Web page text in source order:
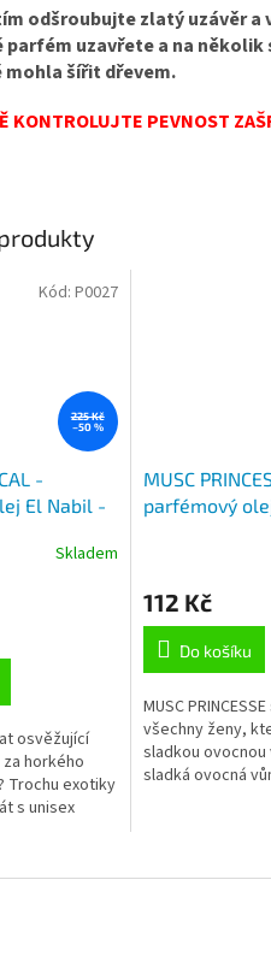
225 Kč
–50 %
-
El Nabil -
Skladem
osvěžující
horkého
Trochu exotiky
s unisex
Kód: P0027
MUSC
parfémový
112 Kč
Do košíku
MUSC
všechny ženy,
sladkou ovocnou
sladká ovocná
odšroubujte zlatý uzávěr
parfém uzavřete a na
mohla šířit dřevem.
KONTROLUJTE PEVNOST